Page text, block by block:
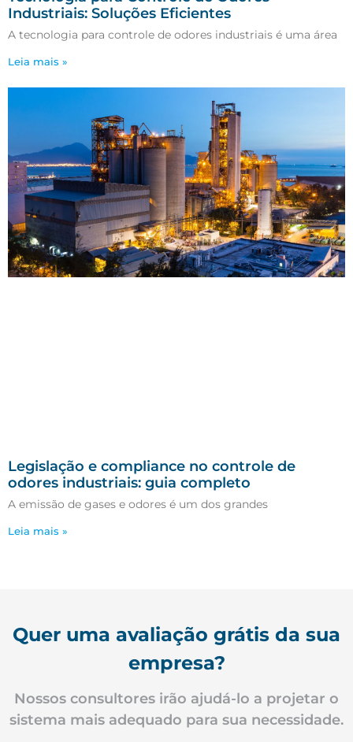
Industriais: Soluções Eficientes
A tecnologia para controle de odores industriais é uma área
Leia mais »
Legislação e compliance no controle de
odores industriais: guia completo
A emissão de gases e odores é um dos grandes
Leia mais »
Quer uma avaliação grátis da sua
empresa?
Nossos consultores irão ajudá-lo a projetar o
sistema mais adequado para sua necessidade.